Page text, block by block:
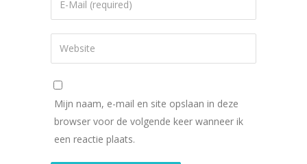
Mijn naam, e-mail en site opslaan in deze
browser voor de volgende keer wanneer ik
een reactie plaats.